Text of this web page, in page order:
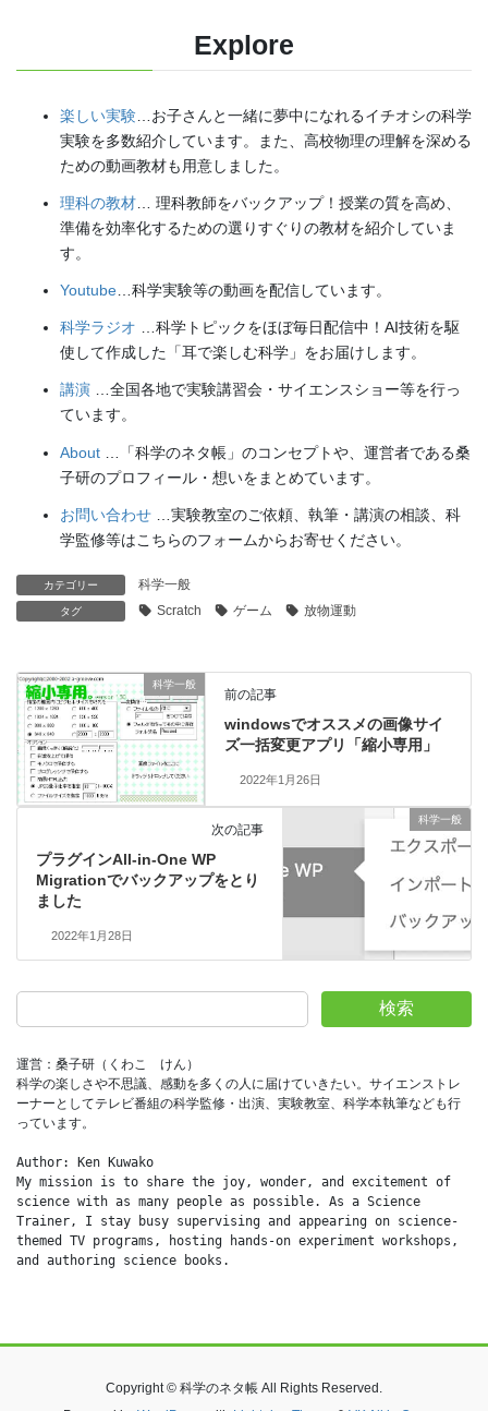
Explore
楽しい実験 …お子さんと一緒に夢中になれるイチオシの科学
実験を多数紹介しています。また、高校物理の理解を深める
ための動画教材も用意しました。
理科の教材 … 理科教師をバックアップ！授業の質を高め、
準備を効率化するための選りすぐりの教材を紹介していま
す。
Youtube …科学実験等の動画を配信しています。
科学ラジオ …科学トピックをほぼ毎日配信中！AI技術を駆
使して作成した「耳で楽しむ科学」をお届けします。
講演 …全国各地で実験講習会・サイエンスショー等を行っ
ています。
About …「科学のネタ帳」のコンセプトや、運営者である桑
子研のプロフィール・想いをまとめています。
お問い合わせ …実験教室のご依頼、執筆・講演の相談、科
学監修等はこちらのフォームからお寄せください。
カテゴリー 科学一般
タグ Scratch ゲーム 放物運動
科学一般
前の記事
windowsでオススメの画像サイ
ズ一括変更アプリ「縮小専用」
2022年1月26日
科学一般
次の記事
プラグインAll-in-One WP
Migrationでバックアップをとり
ました
2022年1月28日
検索
運営：桑子研（くわこ　けん）
科学の楽しさや不思議、感動を多くの人に届けていきたい。サイエンストレ
ーナーとしてテレビ番組の科学監修・出演、実験教室、科学本執筆なども行
っています。
Author: Ken Kuwako
My mission is to share the joy, wonder, and excitement of
science with as many people as possible. As a Science
Trainer, I stay busy supervising and appearing on science-
themed TV programs, hosting hands-on experiment workshops,
and authoring science books.
Copyright © 科学のネタ帳 All Rights Reserved.